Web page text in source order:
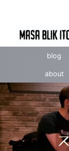
blog
about